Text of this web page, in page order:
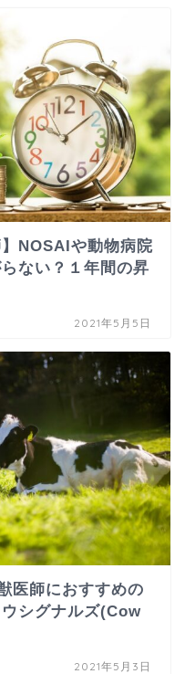
】NOSAIや動物病院
ない？１年間の昇
2021年5月5日
医師におすすめの
シグナルズ(Cow
2021年5月3日